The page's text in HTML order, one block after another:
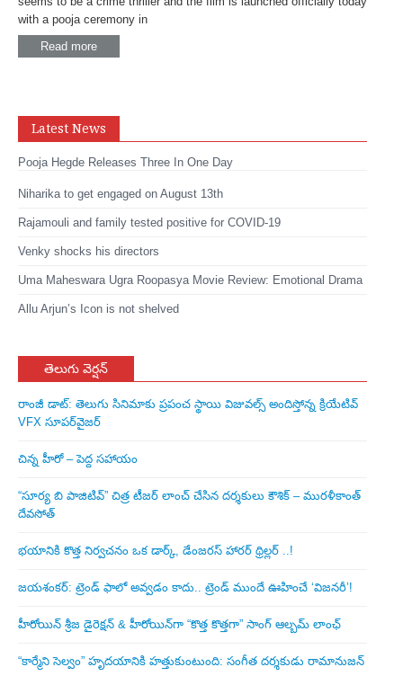
with a pooja ceremony in
Read more
Latest News
Pooja Hegde Releases Three In One Day
Niharika to get engaged on August 13th
Rajamouli and family tested positive for COVID-19
Venky shocks his directors
Uma Maheswara Ugra Roopasya Movie Review: Emotional Drama
Allu Arjun’s Icon is not shelved
తెలుగు వెర్షన్
రాంజీ డాట్: తెలుగు సినిమాకు ప్రపంచ స్థాయి విజువల్స్ అందిస్తోన్న క్రియేటివ్
VFX సూపర్‌వైజర్
చిన్న హీరో – పెద్ద సహాయం
“సూర్య బి పాజిటివ్” చిత్ర టీజర్ లాంచ్ చేసిన‌ దర్శకులు కౌశిక్ – మురళీకాంత్
దేవసోత్
భయానికి కొత్త నిర్వచనం ఒక డార్క్, డేంజరస్ హారర్ థ్రిల్లర్ ..!
జయశంకర్: ట్రెండ్‌ ఫాలో అవ్వడం కాదు.. ట్రెండ్‌ ముందే ఊహించే ‘విజనరీ’!
హీరోయిన్ శ్రీజ డైరెక్ష‌న్ & హీరోయిన్‌గా “కొత్త కొత్తగా” సాంగ్ ఆల్బమ్ లాంఛ్
“కార్మేని సెల్వం” హృదయానికి హత్తుకుంటుంది: సంగీత దర్శకుడు రామానుజన్